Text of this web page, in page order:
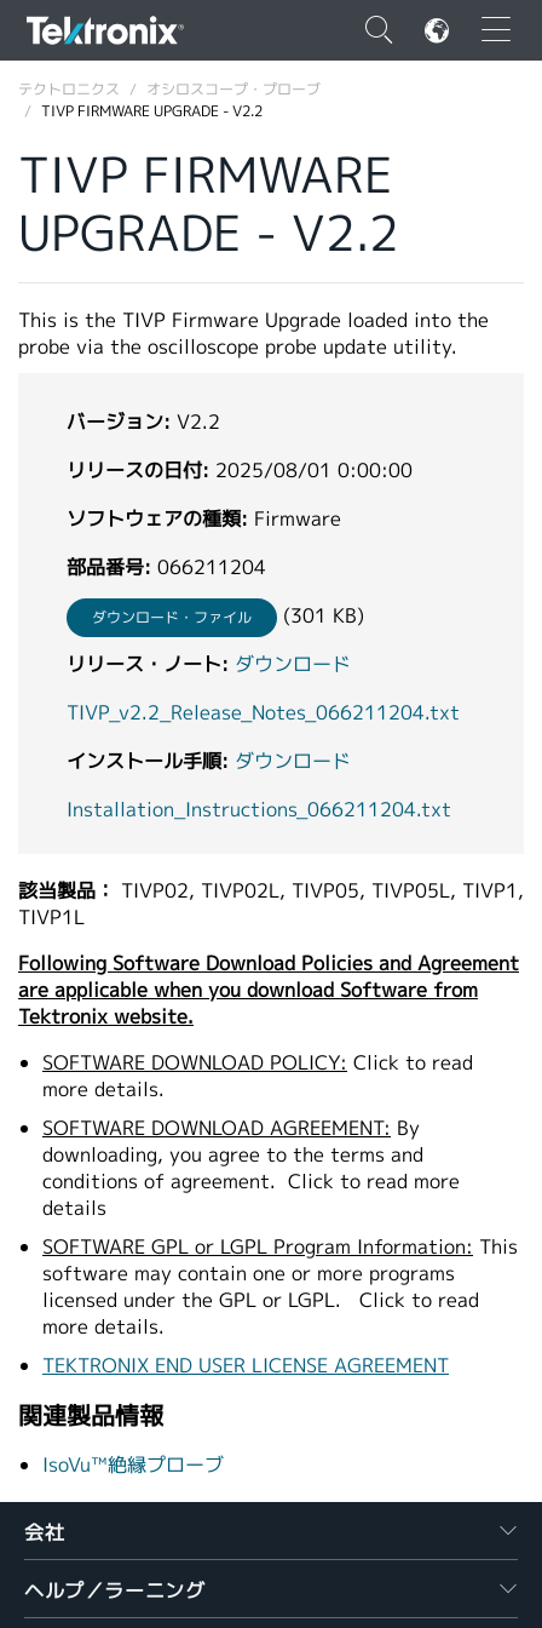
×
ENGLISH
FRANÇAIS
DEUTSCH
简体中文
日本語
韓国語
繁體中文
テクトロニクス
オシロスコープ・プローブ
TIVP FIRMWARE UPGRADE - V2.2
TIVP FIRMWARE
UPGRADE - V2.2
This is the TIVP Firmware Upgrade loaded into the
probe via the oscilloscope probe update utility.
バージョン: V2.2
リリースの日付: 2025/08/01 0:00:00
ソフトウェアの種類: Firmware
部品番号: 066211204
ダウンロード・ファイル
(301 KB)
リリース・ノート: ダウンロード
TIVP_v2.2_Release_Notes_066211204.txt
インストール手順: ダウンロード
Installation_Instructions_066211204.txt
該当製品： TIVP02, TIVP02L, TIVP05, TIVP05L, TIVP1,
TIVP1L
Following Software Download Policies and Agreement
are applicable when you download Software from
Tektronix website.
SOFTWARE DOWNLOAD POLICY: Click to read
more details.
SOFTWARE DOWNLOAD AGREEMENT: By
downloading, you agree to the terms and
conditions of agreement. Click to read more
details
SOFTWARE GPL or LGPL Program Information: This
software may contain one or more programs
licensed under the GPL or LGPL.
Click to read
more details.
TEKTRONIX END USER LICENSE AGREEMENT
関連製品情報
IsoVu™絶縁プローブ
会社
ヘルプ／ラーニング